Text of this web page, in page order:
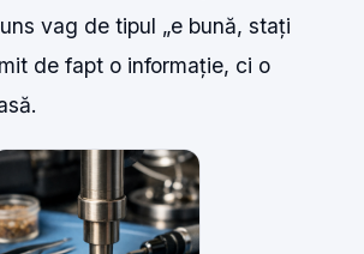
vag de tipul „e bună, stați
de fapt o informație, ci o